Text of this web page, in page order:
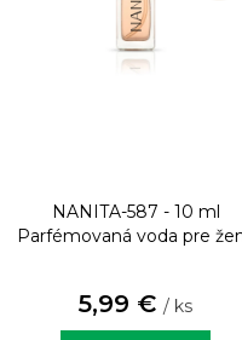
NANITA-587 - 10 ml
Parfémovaná voda pre
5,99 € / ks